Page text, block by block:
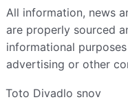
All information, news
are properly sourced
informational
advertising or other
Toto Divadlo snov